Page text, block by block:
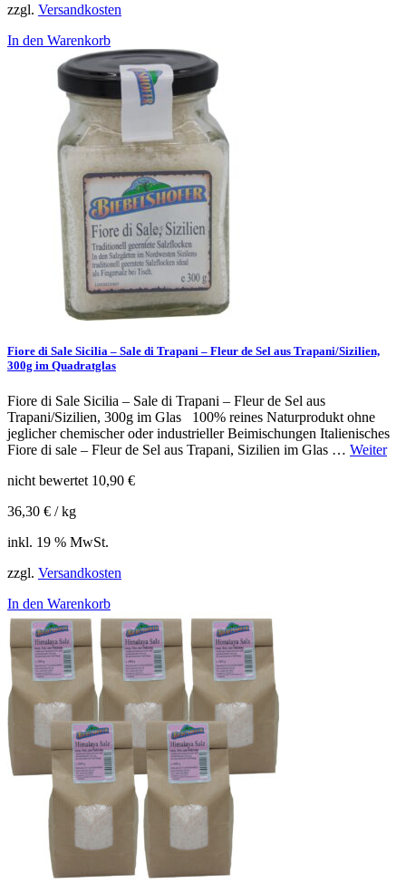
zzgl. Versandkosten
In den Warenkorb
Fiore di Sale Sicilia – Sale di Trapani – Fleur de Sel aus Trapani/Sizilien,
300g im Quadratglas
Fiore di Sale Sicilia – Sale di Trapani – Fleur de Sel aus
Trapani/Sizilien, 300g im Glas 100% reines Naturprodukt ohne
jeglicher chemischer oder industrieller Beimischungen Italienisches
Fiore di sale – Fleur de Sel aus Trapani, Sizilien im Glas … Weiter
nicht bewertet 10,90 €
36,30 € /kg
inkl. 19 % MwSt.
zzgl. Versandkosten
In den Warenkorb